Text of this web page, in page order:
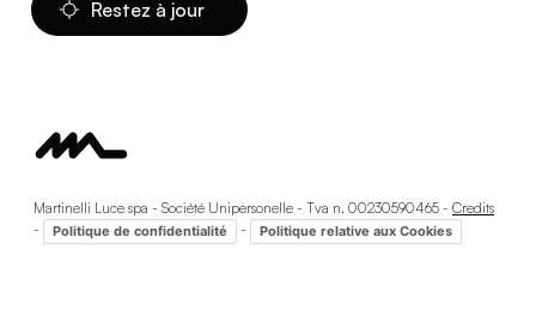
Restez à jour
Martinelli Luce spa - Société Unipersonelle - Tva n. 00230590465 - Credits
-
Politique de confidentialité - Politique relative aux Cookies